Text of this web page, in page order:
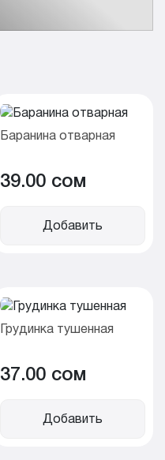
Баранина отварная
39.00 cом
Добавить
Грудинка тушенная
37.00 cом
Добавить